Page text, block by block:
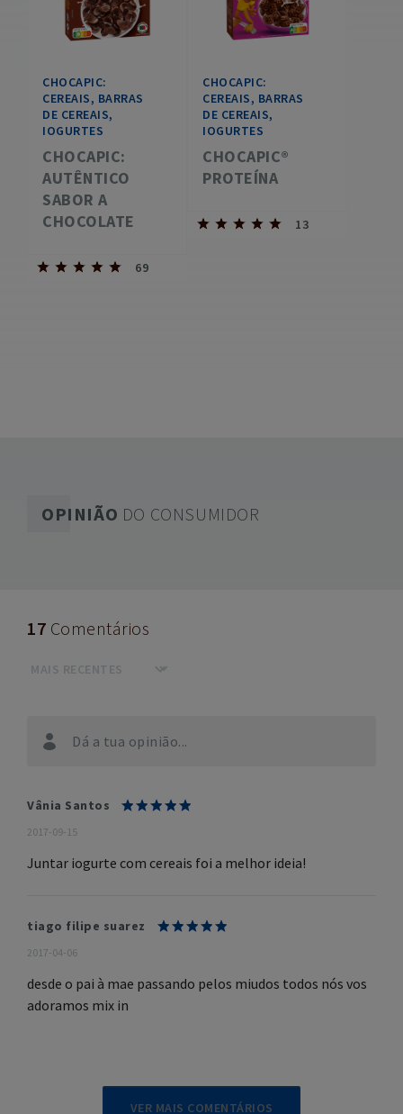
CHOCAPIC:
CEREAIS, BARRAS
DE CEREAIS,
IOGURTES
CHOCAPIC:
AUTÊNTICO
SABOR A
CHOCOLATE
69
CHOCAPIC:
CEREAIS, BARRAS
DE CEREAIS,
IOGURTES
CHOCAPIC®
PROTEÍNA​
13
OPINIÃO DO CONSUMIDOR
Dá a tua opinião...
17 Comentários
Vânia Santos
2017-09-15
Juntar iogurte com cereais foi a melhor ideia!
tiago filipe suarez
2017-04-06
desde o pai à mae passando pelos miudos todos nós vos
adoramos mix in
VER MAIS COMENTÁRIOS